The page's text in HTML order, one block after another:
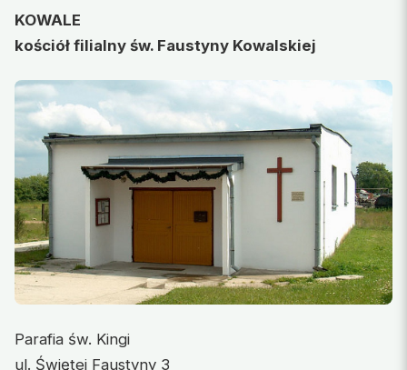
KOWALE
kościół filialny św. Faustyny Kowalskiej
Parafia św. Kingi
ul. Świętej Faustyny 3